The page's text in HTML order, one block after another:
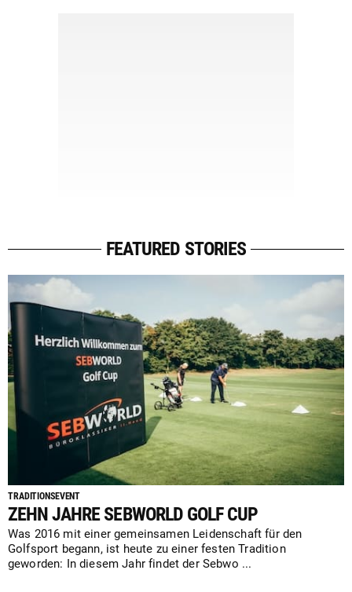
FEATURED STORIES
TRADITIONSEVENT
ZEHN JAHRE SEBWORLD GOLF CUP
Was 2016 mit einer gemeinsamen Leidenschaft für den
Golfsport begann, ist heute zu einer festen Tradition
geworden: In diesem Jahr findet der Sebwo ...